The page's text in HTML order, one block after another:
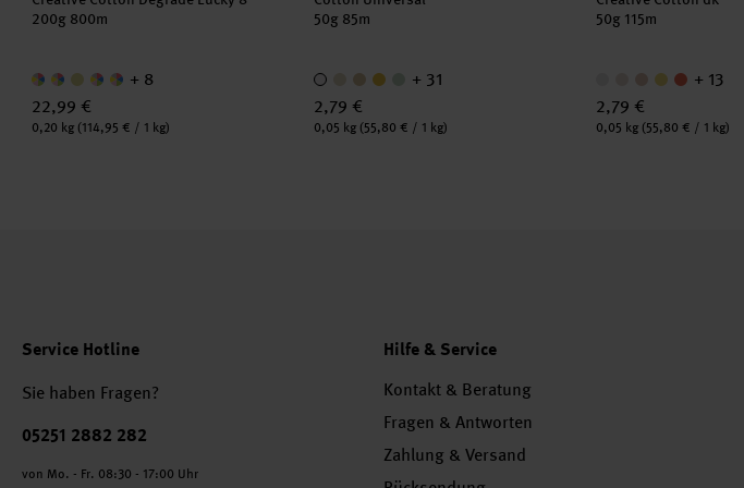
200g 800m
+ 8
22,99 €
Inhalt:
0,20 kg (114,95 € / 1 kg)
50g 85m
+ 31
2,79 €
Inhalt:
0,05 kg (55,80 € / 1 kg)
50g 115m
+ 13
2,79 €
Inhalt:
0,05 kg (55,80 € / 1 kg)
Service Hotline
Sie haben Fragen?
Telefonnummer
05251 2882 282
von Mo. - Fr. 08:30 - 17:00 Uhr
Hilfe & Service
Kontakt & Beratung
Fragen & Antworten
Zahlung & Versand